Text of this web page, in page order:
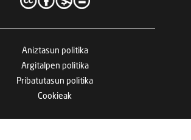
Aniztasun politika
Argitalpen politika
Pribatutasun politika
Cookieak